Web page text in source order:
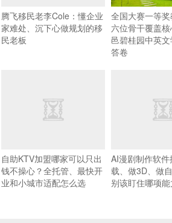
腾飞移民老李Cole：懂企业
家难处、沉下心做规划的移
民老板
全国大赛一等奖
六位骨干覆盖
邑碧桂园中英
答卷
自助KTV加盟哪家可以只出
钱不操心？全托管、最快开
业和小城市适配怎么选
AI漫剧制作软
载、做3D、做
别该盯住哪项能